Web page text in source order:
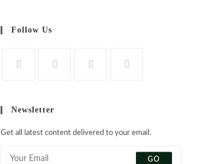
Follow Us
un
nouvel
nouvel
nouvel
nouvel
Newsletter
Get all latest content delivered to your email.
GO